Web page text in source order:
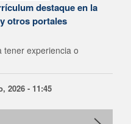
destaque en la
otros portales
tener experiencia o
2026 - 11:45